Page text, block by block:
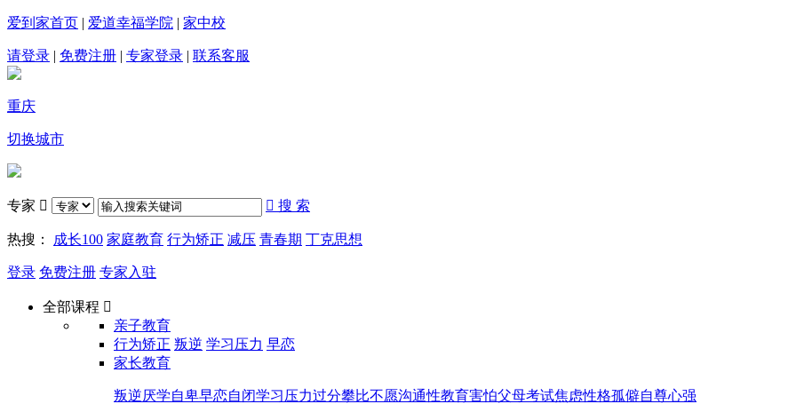
爱到家首页 | 爱道幸福学院 | 家中校
请登录 | 免费注册 | 专家登录 | 联系客服
重庆
切换城市
专家   搜 索
热搜： 成长100 家庭教育 行为矫正 减压 青春期 丁克思想
登录 免费注册 专家入驻
全部课程 
亲子教育
行为矫正 叛逆 学习压力 早恋
家长教育
叛逆厌学自卑早恋自闭学习压力过分攀比不愿沟通性教育害怕父母考试焦虑性格孤僻自尊心强